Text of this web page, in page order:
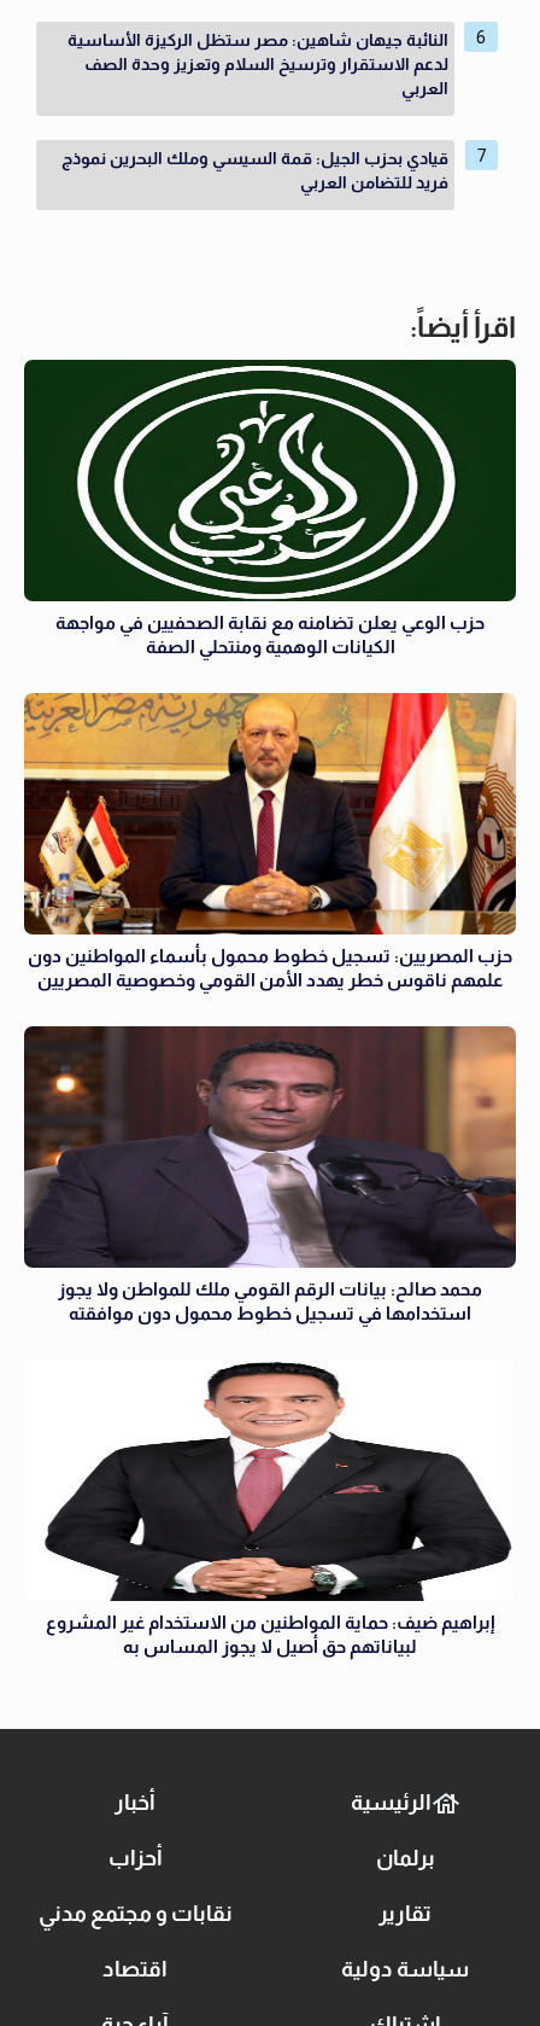
النائبة جيهان شاهين: مصر ستظل الركيزة الأساسية
لدعم الاستقرار وترسيخ السلام وتعزيز وحدة الصف
العربي
قيادي بحزب الجيل: قمة السيسي وملك البحرين نموذج
فريد للتضامن العربي
اقرأ أيضاً:
حزب الوعي يعلن تضامنه مع نقابة الصحفيين في مواجهة
الكيانات الوهمية ومنتحلي الصفة
حزب المصريين: تسجيل خطوط محمول بأسماء المواطنين دون
علمهم ناقوس خطر يهدد الأمن القومي وخصوصية المصريين
محمد صالح: بيانات الرقم القومي ملك للمواطن ولا يجوز
استخدامها في تسجيل خطوط محمول دون موافقته
إبراهيم ضيف: حماية المواطنين من الاستخدام غير المشروع
لبياناتهم حق أصيل لا يجوز المساس به
الرئيسية أخبار
برلمان أحزاب
تقارير نقابات و مجتمع مدني
سياسة دولية اقتصاد